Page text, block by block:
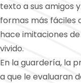
texto a sus amigos
formas más fáciles
hace imitaciones
vivido.
En la guardería, la
a que le evaluaran